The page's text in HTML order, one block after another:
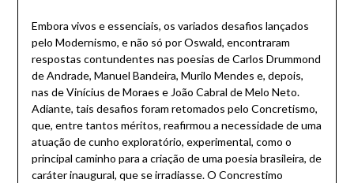
Embora vivos e essenciais, os variados desafios lançados
pelo Modernismo, e não só por Oswald, encontraram
respostas contundentes nas poesias de Carlos Drummond
de Andrade, Manuel Bandeira, Murilo Mendes e, depois,
nas de Vinícius de Moraes e João Cabral de Melo Neto.
Adiante, tais desafios foram retomados pelo Concretismo,
que, entre tantos méritos, reafirmou a necessidade de uma
atuação de cunho exploratório, experimental, como o
principal caminho para a criação de uma poesia brasileira, de
caráter inaugural, que se irradiasse. O Concrestimo